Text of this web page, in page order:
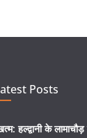
Posts
हल्द्वानी के